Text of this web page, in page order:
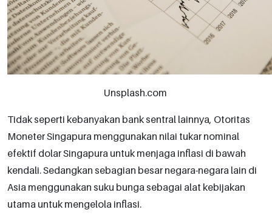
Unsplash.com
Tidak seperti kebanyakan bank sentral lainnya, Otoritas
Moneter Singapura menggunakan nilai tukar nominal
efektif dolar Singapura untuk menjaga inflasi di bawah
kendali. Sedangkan sebagian besar negara-negara lain di
Asia menggunakan suku bunga sebagai alat kebijakan
utama untuk mengelola inflasi.